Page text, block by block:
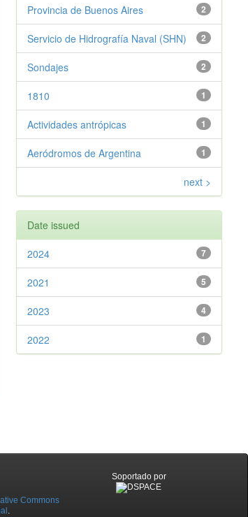
2
Provincia de Buenos Aires
2
Servicio de Hidrografía Naval (SHN)
2
Sondajes
1
1810
1
Actividades antrópicas
1
Aeródromos de Argentina
next >
Date issued
7
2024
5
2021
4
2023
1
2022
Commons
.
Soportado por